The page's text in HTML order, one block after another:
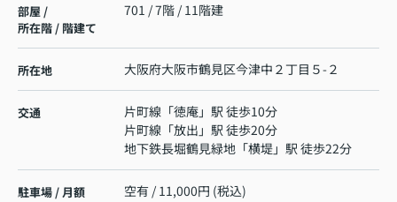
部屋 /
所在階 / 階建て
701 / 7階 / 11階建
所在地 大阪府大阪市鶴見区今津中 ２丁目５-２
交通 片町線 「徳庵」駅 徒歩10分
片町線 「放出 」駅 徒歩20分
地下鉄長堀鶴見緑地 「横堤」駅 徒歩22分
駐車場 / 月額 空有 / 11,000円 (税込)